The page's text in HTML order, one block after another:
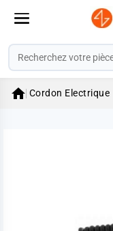
 Cordon Electrique